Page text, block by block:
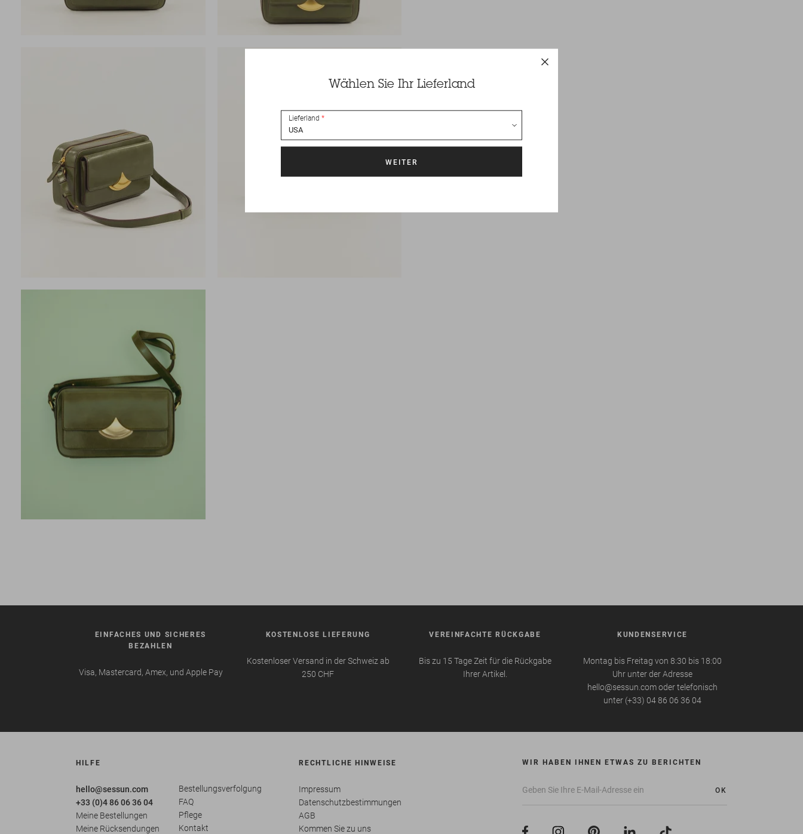
EINFACHES UND SICHERES
BEZAHLEN
Visa, Mastercard, Amex, und Apple Pay
KOSTENLOSE LIEFERUNG
Kostenloser Versand in der Schweiz ab
250 CHF
VEREINFACHTE RÜCKGABE
Bis zu 15 Tage Zeit für die Rückgabe
Ihrer Artikel.
KUNDENSERVICE
Montag bis Freitag von 8:30 bis 18:00
Uhr unter der Adresse
hello@sessun.com oder telefonisch
unter (+33) 04 86 06 36 04
HILFE
hello@sessun.com
+33 (0)4 86 06 36 04
Meine Bestellungen
Meine Rücksendungen
Bestellungsverfolgung
FAQ
Pflege
Kontakt
RECHTLICHE HINWEISE
Impressum
Datenschutzbestimmungen
AGB
Kommen Sie zu uns
WIR HABEN IHNEN ETWAS ZU BERICHTEN
OK
Wählen Sie Ihr Lieferland
Lieferland